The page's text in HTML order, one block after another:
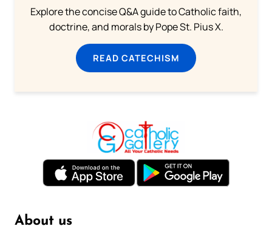
Explore the concise Q&A guide to Catholic faith,
doctrine, and morals by Pope St. Pius X.
READ CATECHISM
About us